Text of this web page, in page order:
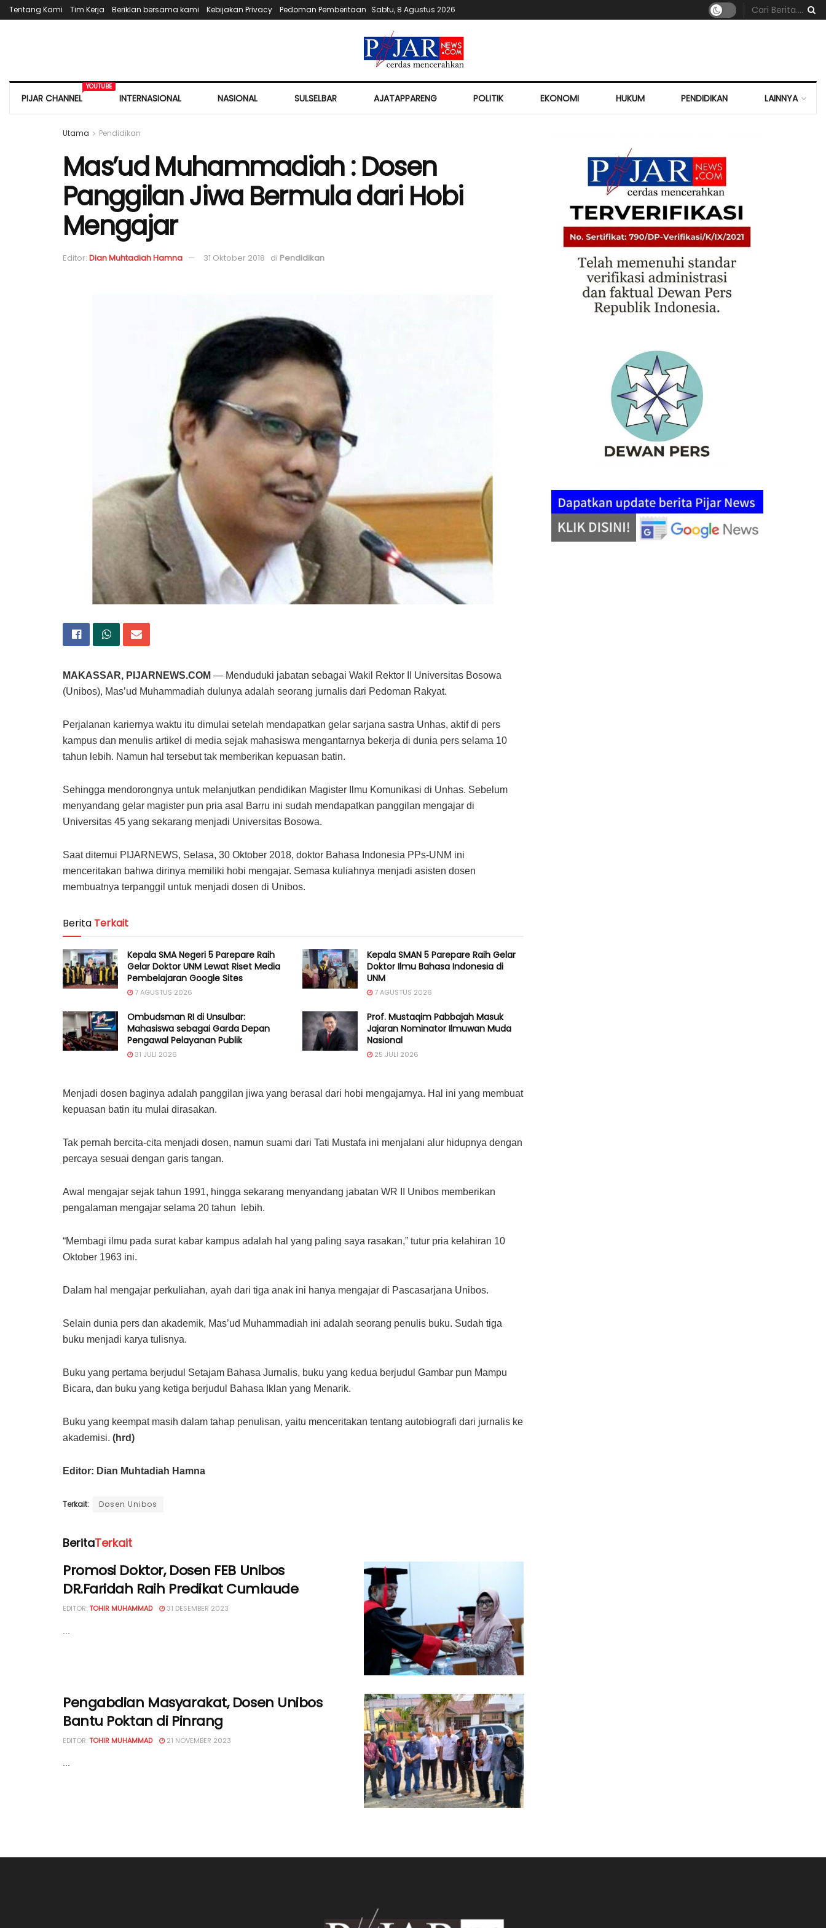
Tentang Kami Tim Kerja Beriklan bersama kami Kebijakan Privacy Pedoman Pemberitaan Sabtu, 8 Agustus 2026
PIJAR CHANNEL
YOUTUBE
INTERNASIONAL NASIONAL SULSELBAR AJATAPPARENG POLITIK EKONOMI HUKUM PENDIDIKAN LAINNYA
Utama Pendidikan
Mas’ud Muhammadiah : Dosen
Panggilan Jiwa Bermula dari Hobi
Mengajar
Editor: Dian Muhtadiah Hamna 31 Oktober 2018 di Pendidikan
MAKASSAR, PIJARNEWS.COM — Menduduki jabatan sebagai Wakil Rektor II Universitas Bosowa
(Unibos), Mas’ud Muhammadiah dulunya adalah seorang jurnalis dari Pedoman Rakyat.
Perjalanan kariernya waktu itu dimulai setelah mendapatkan gelar sarjana sastra Unhas, aktif di pers
kampus dan menulis artikel di media sejak mahasiswa mengantarnya bekerja di dunia pers selama 10
tahun lebih. Namun hal tersebut tak memberikan kepuasan batin.
Sehingga mendorongnya untuk melanjutkan pendidikan Magister Ilmu Komunikasi di Unhas. Sebelum
menyandang gelar magister pun pria asal Barru ini sudah mendapatkan panggilan mengajar di
Universitas 45 yang sekarang menjadi Universitas Bosowa.
Saat ditemui PIJARNEWS, Selasa, 30 Oktober 2018, doktor Bahasa Indonesia PPs-UNM ini
menceritakan bahwa dirinya memiliki hobi mengajar. Semasa kuliahnya menjadi asisten dosen
membuatnya terpanggil untuk menjadi dosen di Unibos.
Berita Terkait
Kepala SMA Negeri 5 Parepare Raih
Gelar Doktor UNM Lewat Riset Media
Pembelajaran Google Sites
7 AGUSTUS 2026
Kepala SMAN 5 Parepare Raih Gelar
Doktor Ilmu Bahasa Indonesia di
UNM
7 AGUSTUS 2026
Ombudsman RI di Unsulbar:
Mahasiswa sebagai Garda Depan
Pengawal Pelayanan Publik
31 JULI 2026
Prof. Mustaqim Pabbajah Masuk
Jajaran Nominator Ilmuwan Muda
Nasional
25 JULI 2026
Menjadi dosen baginya adalah panggilan jiwa yang berasal dari hobi mengajarnya. Hal ini yang membuat
kepuasan batin itu mulai dirasakan.
Tak pernah bercita-cita menjadi dosen, namun suami dari Tati Mustafa ini menjalani alur hidupnya dengan
percaya sesuai dengan garis tangan.
Awal mengajar sejak tahun 1991, hingga sekarang menyandang jabatan WR II Unibos memberikan
pengalaman mengajar selama 20 tahun lebih.
“Membagi ilmu pada surat kabar kampus adalah hal yang paling saya rasakan,” tutur pria kelahiran 10
Oktober 1963 ini.
Dalam hal mengajar perkuliahan, ayah dari tiga anak ini hanya mengajar di Pascasarjana Unibos.
Selain dunia pers dan akademik, Mas’ud Muhammadiah ini adalah seorang penulis buku. Sudah tiga
buku menjadi karya tulisnya.
Buku yang pertama berjudul Setajam Bahasa Jurnalis, buku yang kedua berjudul Gambar pun Mampu
Bicara, dan buku yang ketiga berjudul Bahasa Iklan yang Menarik.
Buku yang keempat masih dalam tahap penulisan, yaitu menceritakan tentang autobiografi dari jurnalis ke
akademisi. (hrd)
Editor: Dian Muhtadiah Hamna
Terkait: Dosen Unibos
BeritaTerkait
Promosi Doktor, Dosen FEB Unibos
DR.Faridah Raih Predikat Cumlaude
EDITOR:TOHIR MUHAMMAD 31 DESEMBER 2023
Pengabdian Masyarakat, Dosen Unibos
Bantu Poktan di Pinrang
EDITOR:TOHIR MUHAMMAD 21 NOVEMBER 2023
...